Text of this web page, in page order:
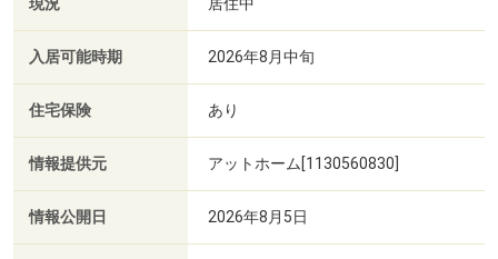
現況
入居可能時期 2026年8月中旬
住宅保険 あり
情報提供元 アットホーム[1130560830]
情報公開日 2026年8月5日